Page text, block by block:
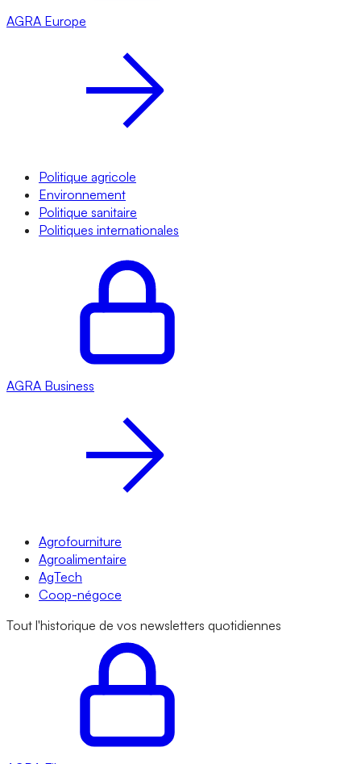
AGRA Europe
Politique agricole
Environnement
Politique sanitaire
Politiques internationales
AGRA Business
Agrofourniture
Agroalimentaire
AgTech
Coop-négoce
Tout l'historique de vos newsletters quotidiennes